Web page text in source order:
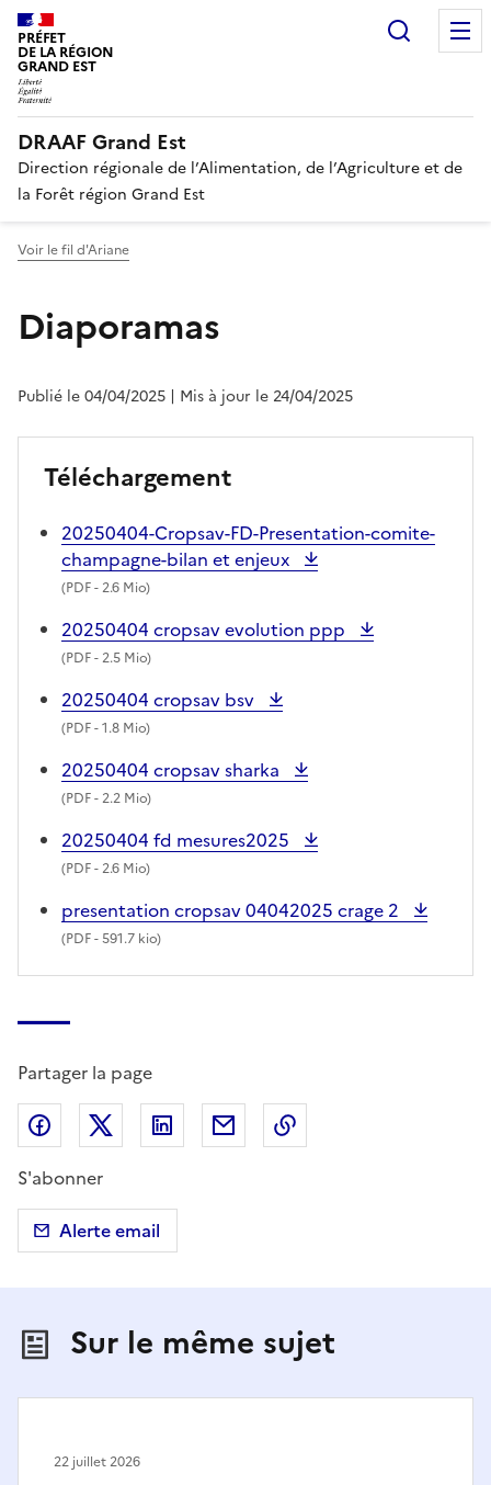
PRÉFET
DE LA RÉGION
GRAND EST
DRAAF Grand Est
Direction régionale de l’Alimentation, de l’Agriculture et de
la Forêt région Grand Est
Voir le fil d'Ariane
Diaporamas
Publié le 04/04/2025 | Mis à jour le 24/04/2025
Téléchargement
20250404-Cropsav-FD-Presentation-comite-
champagne-bilan et enjeux
(PDF- 2.6 Mio)
20250404 cropsav evolution ppp
(PDF- 2.5 Mio)
20250404 cropsav bsv
(PDF- 1.8 Mio)
20250404 cropsav sharka
(PDF- 2.2 Mio)
20250404 fd mesures2025
(PDF- 2.6 Mio)
presentation cropsav 04042025 crage 2
(PDF- 591.7 kio)
Partager la page
Partager sur Facebook
Partager sur X (anciennement Twitter)
Partager sur LinkedIn
Partager par email
S'abonner
Alerte email
Sur le même sujet
22 juillet 2026